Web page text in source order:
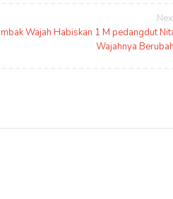
Wajah Habiskan 1 M pedangdut
Wajahnya